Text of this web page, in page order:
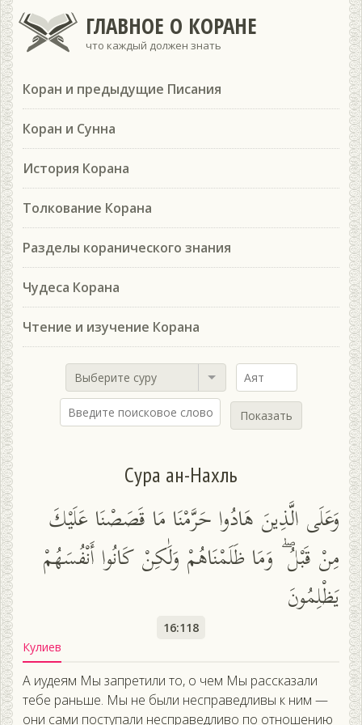
ГЛАВНОЕ О КОРАНЕ
что каждый должен знать
Коран и предыдущие Писания
Коран и Сунна
История Корана
Толкование Корана
Разделы коранического знания
Чудеса Корана
Чтение и изучение Корана
Выберите суру
Показать
Сура ан-Нахль
وَعَلَى الَّذِينَ هَادُوا حَرَّمْنَا مَا قَصَصْنَا عَلَيْكَ
مِنْ قَبْلُ ۖ وَمَا ظَلَمْنَاهُمْ وَلَٰكِنْ كَانُوا أَنْفُسَهُمْ
يَظْلِمُونَ
16:118
Кулиев
А иудеям Мы запретили то, о чем Мы рассказали
тебе раньше. Мы не были несправедливы к ним —
они сами поступали несправедливо по отношению